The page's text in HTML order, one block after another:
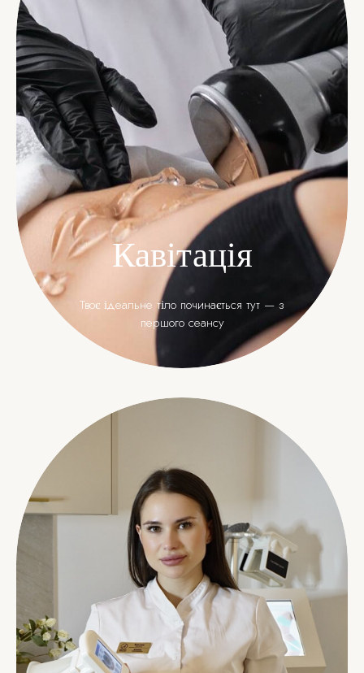
Кавітація
Твоє ідеальне тіло починається тут — з
першого сеансу